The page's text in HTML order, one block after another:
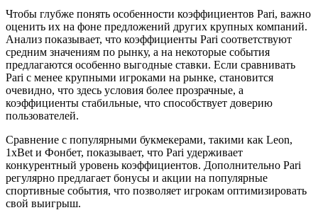
Чтобы глубже понять особенности коэффициентов Pari, важно
оценить их на фоне предложений других крупных компаний.
Анализ показывает, что коэффициенты Pari соответствуют
средним значениям по рынку, а на некоторые события
предлагаются особенно выгодные ставки. Если сравнивать
Pari с менее крупными игроками на рынке, становится
очевидно, что здесь условия более прозрачные, а
коэффициенты стабильные, что способствует доверию
пользователей.
Сравнение с популярными букмекерами, такими как Leon,
1xBet и Фонбет, показывает, что Pari удерживает
конкурентный уровень коэффициентов. Дополнительно Pari
регулярно предлагает бонусы и акции на популярные
спортивные события, что позволяет игрокам оптимизировать
свой выигрыш.